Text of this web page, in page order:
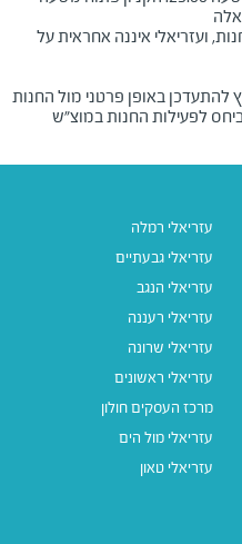
ועזריאלי איננה אחראית על
להתעדכן באופן פרטני מול החנות
לפעילות החנות במוצ"ש
עזריאלי רמלה
עזריאלי גבעתיים
עזריאלי הנגב
עזריאלי רעננה
עזריאלי שרונה
עזריאלי ראשונים
מרכז העסקים חולון
עזריאלי מול הים
עזריאלי טאון